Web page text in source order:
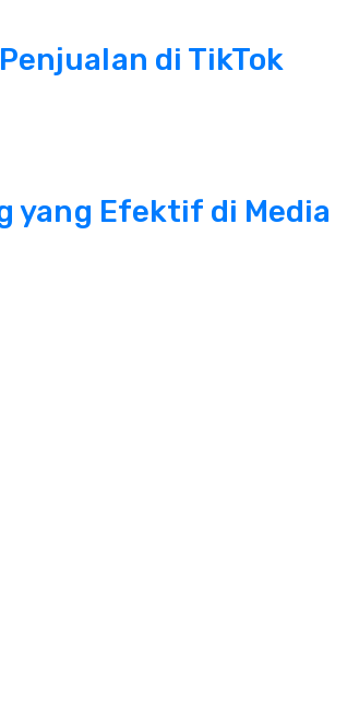
di TikTok
yang Efektif di Media